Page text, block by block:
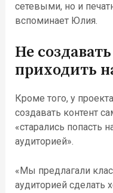
сетевыми, но и
вспоминает Юлия.
Не
приходить
Кроме того, у
создавать контент
«старались попасть
аудиторией».
«Мы предлагали
аудиторией сделать